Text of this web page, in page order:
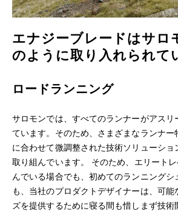
エナジーブレードはサロ
のように取り入れられて
ロードランニング
サロモンでは、すべてのランナーがアスリ
ています。そのため、さまざまなランナー
に合わせて微調整された技術ソリューショ
取り組んでいます。 そのため、エリート
んでいる場合でも、初めてのランニング
も、当社のプロダクトデザイナーは、可能
ズを提供するために寝る間も惜しまず技